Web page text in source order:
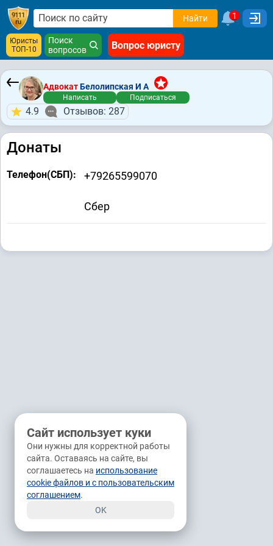
Найти 1
Юристы
ТОП-10
Поиск
вопросов
Вопрос юристу
АдвокатБелолипская И А
Написать Подписаться
4.9 Отзывов: 287
Донаты
Телефон(СБП): +79265599070
Сбер
Сайт использует куки
Они нужны для корректной работы
сайта. Оставаясь на сайте, вы
соглашаетесь на использование
cookie файлов и с пользовательским
соглашением.
OK